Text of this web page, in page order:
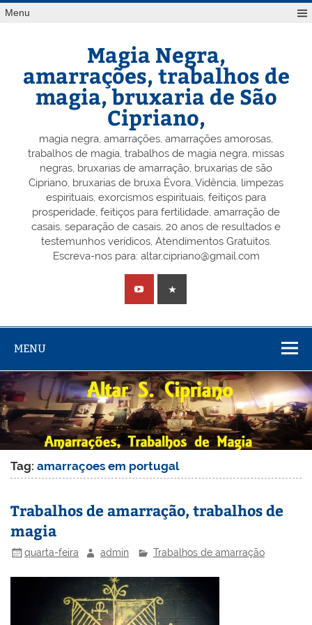
Skip
toMenu
Magia Negra,
amarrações, trabalhos de
magia, bruxaria de São
Cipriano,
magia negra, amarrações, amarrações amorosas,
trabalhos de magia, trabalhos de magia negra, missas
negras, bruxarias de amarração, bruxarias de são
Cipriano, bruxarias de bruxa Évora, Vidência, limpezas
espirituais, exorcismos espirituais, feitiços para
prosperidade, feitiços para fertilidade, amarração de
casais, separação de casais, 20 anos de resultados e
testemunhos verídicos, Atendimentos Gratuitos.
Escreva-nos para: altar.cipriano@gmail.com
MENU
Tag:amarraçoes em portugal
Trabalhos de amarração, trabalhos de
magia
quarta-feira admin Trabalhos de amarração